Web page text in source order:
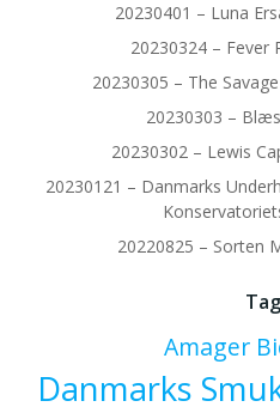
20230401 – Luna
20230324 – Fever
20230305 – The
20230303 –
20230302 – Lewis
20230121 – Danmarks
20220825 – Sorten
Amager
Danmarks